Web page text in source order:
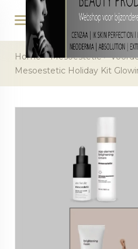
Home>Mesoestetic>
Mesoestetic Holiday Kit